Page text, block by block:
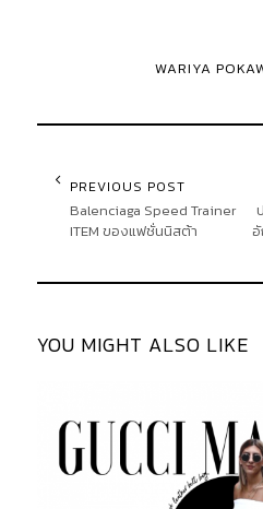
WARIYA
PREVIOUS POST
Balenciaga Speed Trainer
ITEM ของแฟชั่นนิสต้า
YOU MIGHT ALSO LIKE